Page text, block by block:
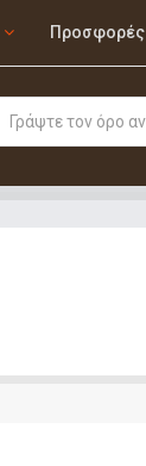
Προσφορές